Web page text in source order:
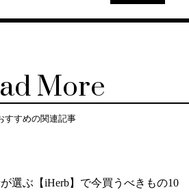
More
すすめの関連記事
選ぶ【iHerb】で今買うべきもの10